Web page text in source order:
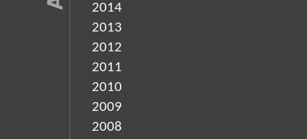
2014
2013
2012
2011
2010
2009
2008